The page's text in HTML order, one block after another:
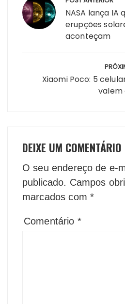
de
Post
NASA lança IA
erupções
aconteçam
Xiaomi Poco: 5
valem
DEIXE UM COMENTÁRIO
O seu endereço de e-
publicado. Campos
marcados com *
Comentário *